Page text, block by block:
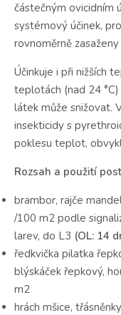
částečným ovicidním
systémový účinek,
rovnoměrně
Účinkuje i při nižších
teplotách (nad 24
látek může snižovat.
insekticidy s
poklesu teplot,
Rozsah a použití
brambor, rajče
/100 m2 podle
larev, do L3 (OL: 14
ředkvička pilatka
blýskáček řepkový,
m2
hrách mšice,